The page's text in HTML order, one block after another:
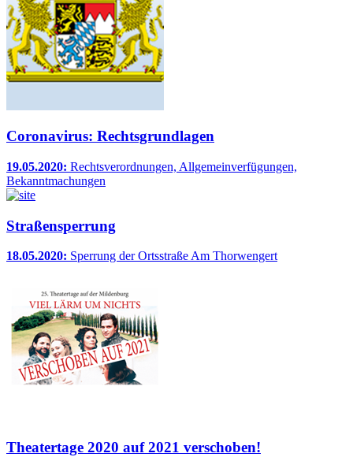
Coronavirus: Rechtsgrundlagen
19.05.2020: Rechtsverordnungen, Allgemeinverfügungen,
Bekanntmachungen
Straßensperrung
18.05.2020: Sperrung der Ortsstraße Am Thorwengert
Theatertage 2020 auf 2021 verschoben!